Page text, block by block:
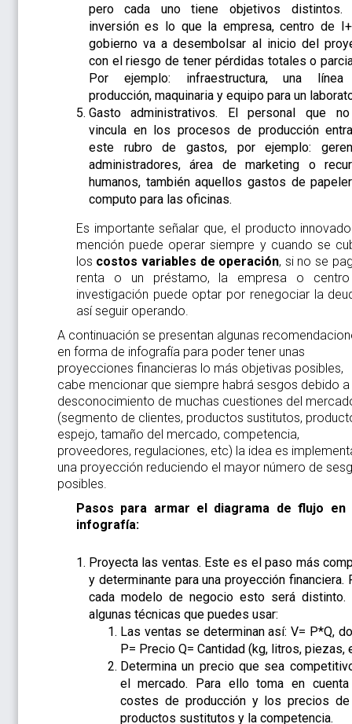
pero cada uno tiene objetivos distintos.
inversión es lo que la empresa, centro de
gobierno va a desembolsar al inicio del
con el riesgo de tener pérdidas totales o
Por ejemplo: infraestructura, una
producción, maquinaria y equipo para un
Gasto administrativos. El personal que
vincula en los procesos de producción
este rubro de gastos, por ejemplo:
administradores, área de marketing o
humanos, también aquellos gastos de
computo para las oficinas.
Es importante señalar que, el producto
mención puede operar siempre y cuando se
los costos variables de operación, si no se
renta o un préstamo, la empresa o
investigación puede optar por renegociar la
así seguir operando.
A continuación se presentan algunas
en forma de infografía para poder tener unas
proyecciones financieras lo más objetivas posibles,
cabe mencionar que siempre habrá sesgos debido a
desconocimiento de muchas cuestiones del
(segmento de clientes, productos sustitutos,
espejo, tamaño del mercado, competencia,
proveedores, regulaciones, etc) la idea es
una proyección reduciendo el mayor número de
posibles.
Pasos para armar el diagrama de flujo en
infografía:
Proyecta las ventas. Este es el paso más
y determinante para una proyección financiera.
cada modelo de negocio esto será distinto.
algunas técnicas que puedes usar:
Las ventas se determinan así: V= P*Q,
P= Precio Q= Cantidad (kg, litros, piezas,
Determina un precio que sea
el mercado. Para ello toma en
costes de producción y los precios
productos sustitutos y la competencia.